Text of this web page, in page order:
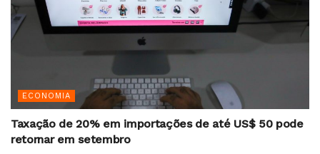
ECONOMIA
Taxação de 20% em importações de até US$ 50 pode
retornar em setembro